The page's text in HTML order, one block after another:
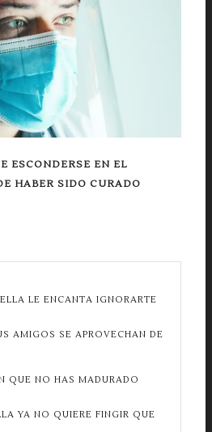
ESCONDERSE EN EL
HABER SIDO CURADO
LE ENCANTA IGNORARTE
AMIGOS SE APROVECHAN DE
QUE NO HAS MADURADO
YA NO QUIERE FINGIR QUE